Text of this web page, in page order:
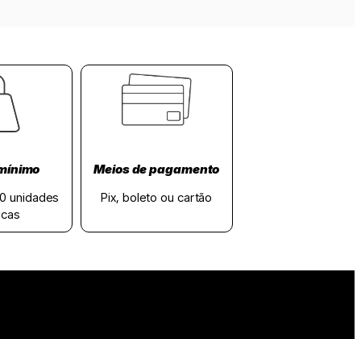
unidades
Meios de pagamento
Pix, boleto ou cartão